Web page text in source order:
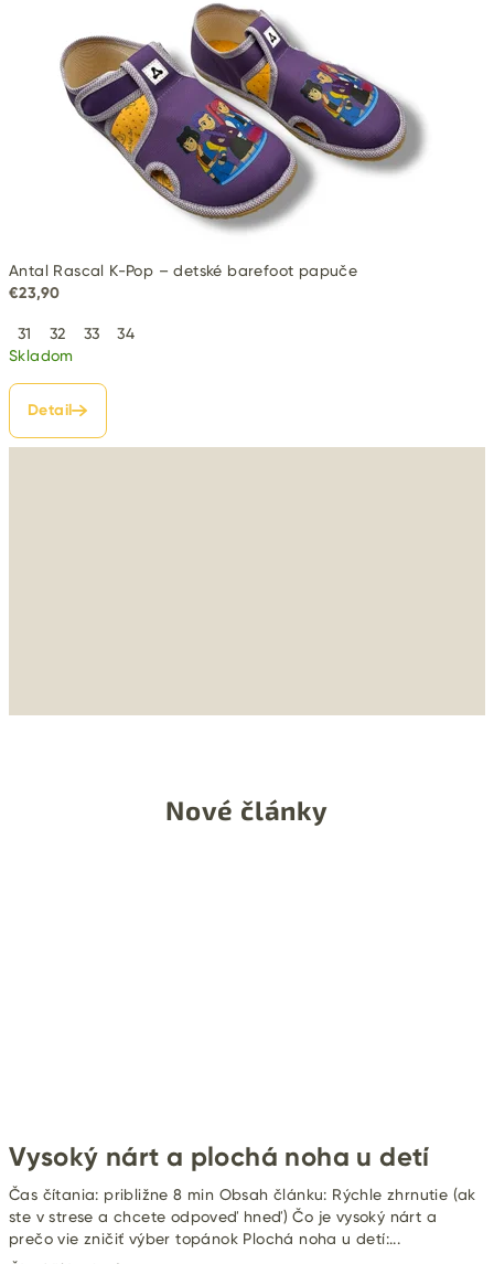
Antal Rascal K-Pop – detské barefoot papuče
€23,90
31 32 33
34
Skladom
Detail
Nové články
Vysoký nárt a plochá noha u detí
Čas čítania: približne 8 min Obsah článku: Rýchle zhrnutie (ak
ste v strese a chcete odpoveď hneď) Čo je vysoký nárt a
prečo vie zničiť výber topánok Plochá noha u detí:...